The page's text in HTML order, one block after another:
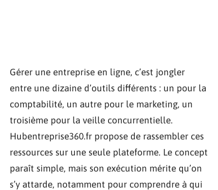
Gérer une entreprise en ligne, c’est jongler
entre une dizaine d’outils différents : un pour la
comptabilité, un autre pour le marketing, un
troisième pour la veille concurrentielle.
Hubentreprise360.fr propose de rassembler ces
ressources sur une seule plateforme. Le concept
paraît simple, mais son exécution mérite qu’on
s’y attarde, notamment pour comprendre à qui